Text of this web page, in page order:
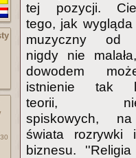
tej pozycji.
tego, jak wygląda
muzyczny od
nigdy nie
dowodem
istnienie tak
teorii,
spiskowych,
świata rozrywki
biznesu.